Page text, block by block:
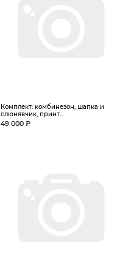
Комплект: комбинезон, шапка и
слюнявчик, принт...
49 000 ₽